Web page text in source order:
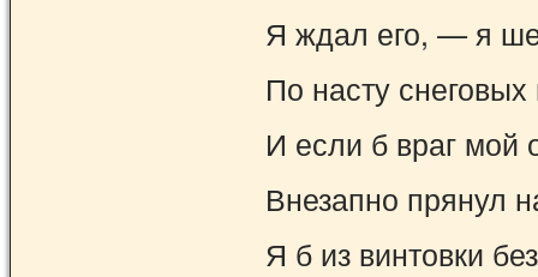
Я ждал его, — я
По насту
И если б враг мой
Внезапно прянул
Я б из винтовки